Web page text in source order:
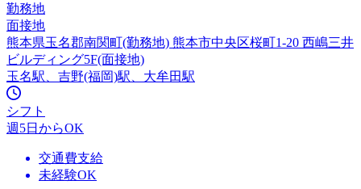
勤務地
面接地
熊本県玉名郡南関町(勤務地) 熊本市中央区桜町1-20 西嶋三井
ビルディング5F(面接地)
玉名駅、吉野(福岡)駅、大牟田駅
シフト
週5日からOK
交通費支給
未経験OK